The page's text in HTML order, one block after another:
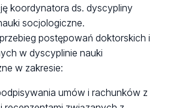
koordynatora ds. dyscypliny
socjologiczne.
postępowań doktorskich i
w dyscyplinie nauki
w zakresie:
umów i rachunków z